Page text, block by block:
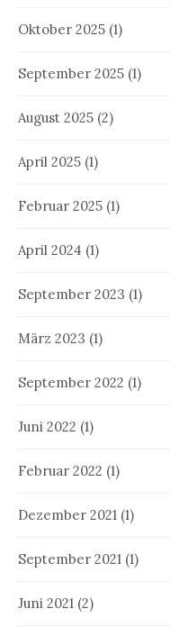
Oktober 2025 (1)
September 2025 (1)
August 2025 (2)
April 2025 (1)
Februar 2025 (1)
April 2024 (1)
September 2023 (1)
März 2023 (1)
September 2022 (1)
Juni 2022 (1)
Februar 2022 (1)
Dezember 2021 (1)
September 2021 (1)
Juni 2021 (2)